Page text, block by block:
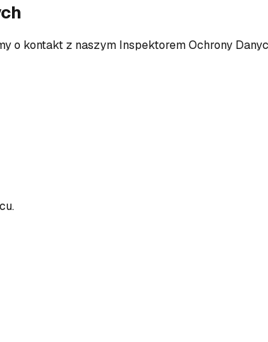
o kontakt z naszym Inspektorem Ochrony